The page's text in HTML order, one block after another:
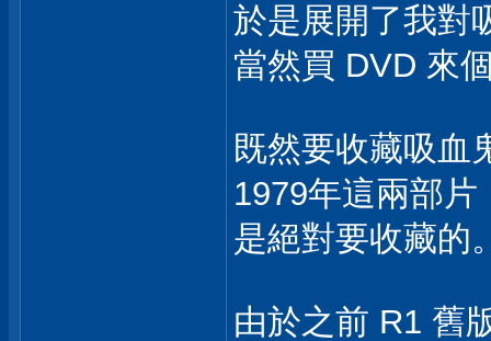
於是展開了我對
當然買 DVD 來
既然要收藏吸血
1979年這兩部片
是絕對要收藏的
由於之前 R1 舊